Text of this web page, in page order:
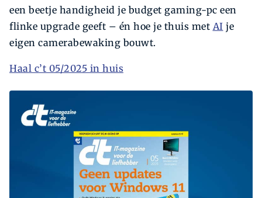
een beetje handigheid je budget gaming-pc een
flinke upgrade geeft – én hoe je thuis met AI je
eigen camerabewaking bouwt.
Haal c’t 05/2025 in huis